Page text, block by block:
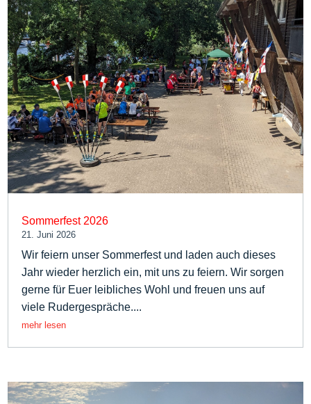
Sommerfest 2026
21. Juni 2026
Wir feiern unser Sommerfest und laden auch dieses
Jahr wieder herzlich ein, mit uns zu feiern. Wir sorgen
gerne für Euer leibliches Wohl und freuen uns auf
viele Rudergespräche....
mehr lesen